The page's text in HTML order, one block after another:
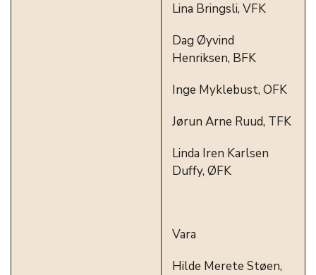
Lina Bringsli, VFK
Dag Øyvind
Henriksen, BFK
Inge Myklebust, OFK
Jørun Arne Ruud, TFK
Linda Iren Karlsen
Duffy, ØFK
Vara
Hilde Merete Støen,